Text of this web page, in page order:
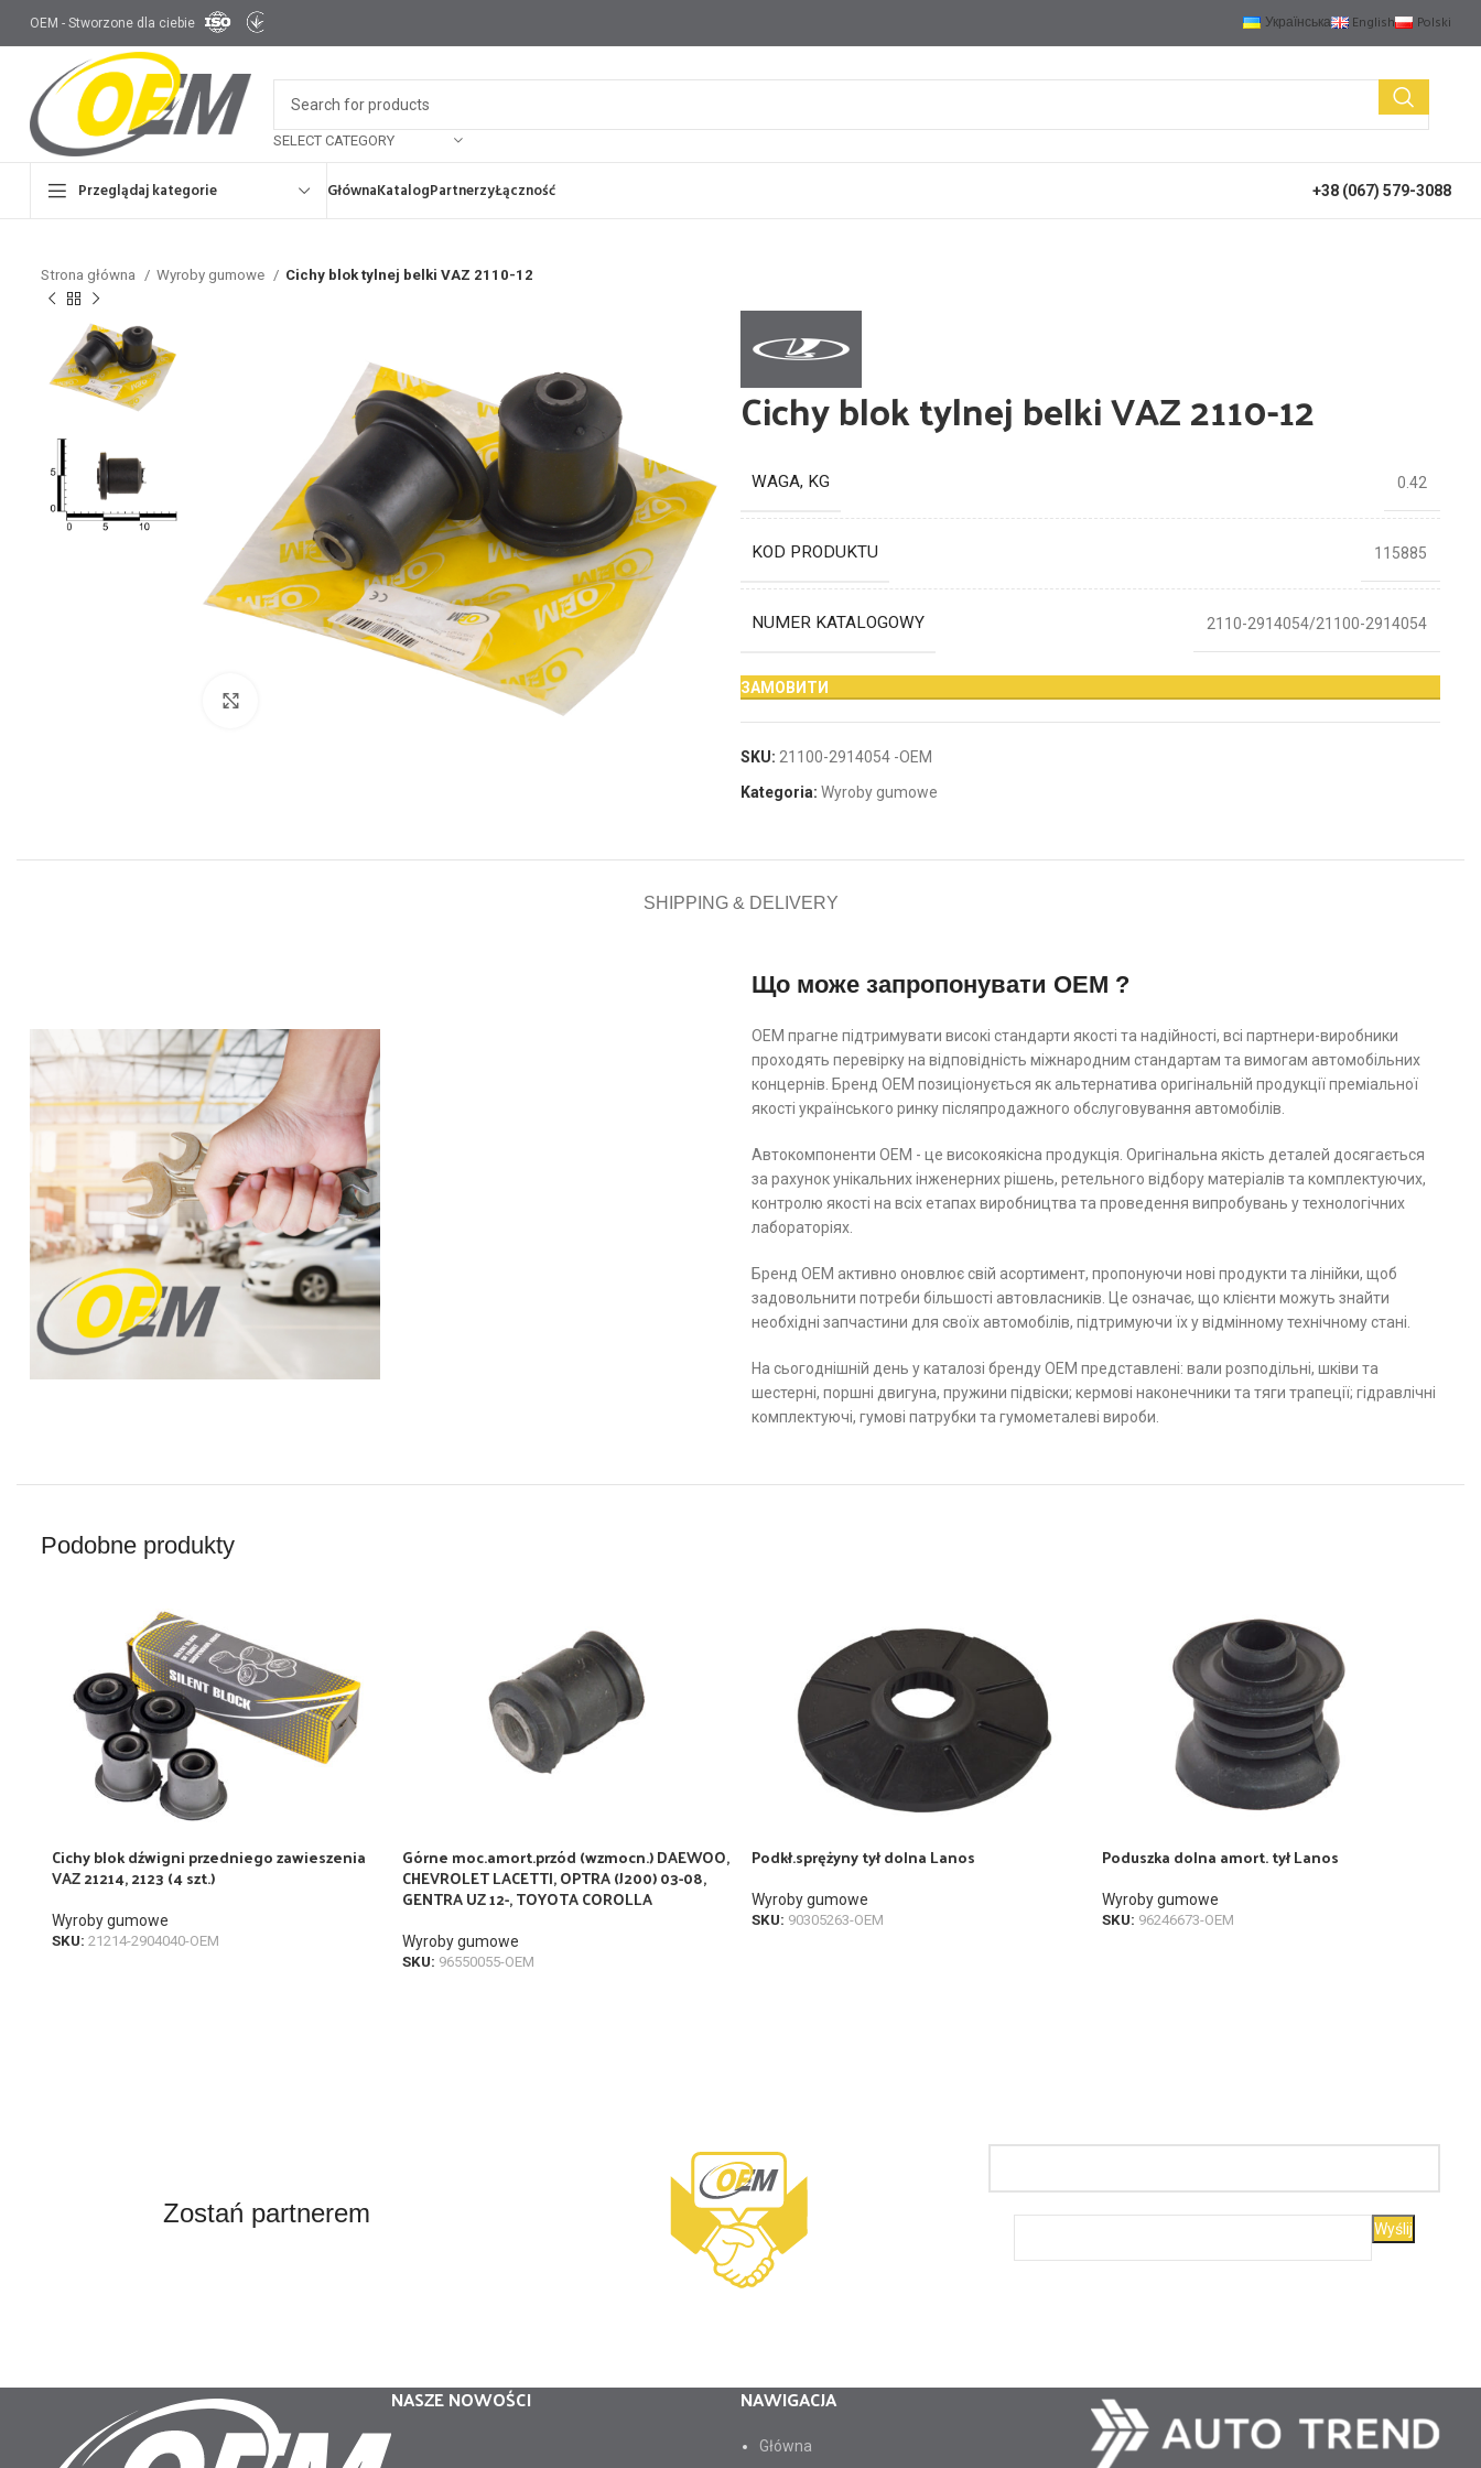
OEM - Stworzone dla ciebie Українська English Polski
SELECT CATEGORY
Przeglądaj kategorie GłównaKatalogPartnerzyŁączność +38 (067) 579-3088
Strona główna Wyroby gumowe Cichy blok tylnej belki VAZ 2110-12
Cichy blok tylnej belki VAZ 2110-12
WAGA, KG 0.42
KOD PRODUKTU 115885
NUMER KATALOGOWY 2110-2914054/21100-2914054
ЗАМОВИТИ
SKU: 21100-2914054 -OEM
Kategoria: Wyroby gumowe
SHIPPING & DELIVERY
Що може запропонувати OEM ?
ОЕМ прагне підтримувати високі стандарти якості та надійності, всі партнери-виробники
проходять перевірку на відповідність міжнародним стандартам та вимогам автомобільних
концернів. Бренд ОЕМ позиціонується як альтернатива оригінальній продукції преміальної
якості українського ринку післяпродажного обслуговування автомобілів.
Автокомпоненти ОЕМ - це високоякісна продукція. Оригінальна якість деталей досягається
за рахунок унікальних інженерних рішень, ретельного відбору матеріалів та комплектуючих,
контролю якості на всіх етапах виробництва та проведення випробувань у технологічних
лабораторіях.
Бренд ОЕМ активно оновлює свій асортимент, пропонуючи нові продукти та лінійки, щоб
задовольнити потреби більшості автовласників. Це означає, що клієнти можуть знайти
необхідні запчастини для своїх автомобілів, підтримуючи їх у відмінному технічному стані.
На сьогоднішній день у каталозі бренду ОЕМ представлені: вали розподільні, шківи та
шестерні, поршні двигуна, пружини підвіски; кермові наконечники та тяги трапеції; гідравлічні
комплектуючі, гумові патрубки та гумометалеві вироби.
Podobne produkty
Cichy blok dźwigni przedniego zawieszenia
VAZ 21214, 2123 (4 szt.)
Wyroby gumowe
SKU: 21214-2904040-OEM
Górne moc.amort.przód (wzmocn.) DAEWOO,
CHEVROLET LACETTI, OPTRA (J200) 03-08,
GENTRA UZ 12-, TOYOTA COROLLA
Wyroby gumowe
SKU: 96550055-OEM
Podkł.sprężyny tył dolna Lanos
Wyroby gumowe
SKU: 90305263-OEM
Poduszka dolna amort. tył Lanos
Wyroby gumowe
SKU: 96246673-OEM
Zostań partnerem
NASZE NOWOŚCI NAWIGACJA
Główna